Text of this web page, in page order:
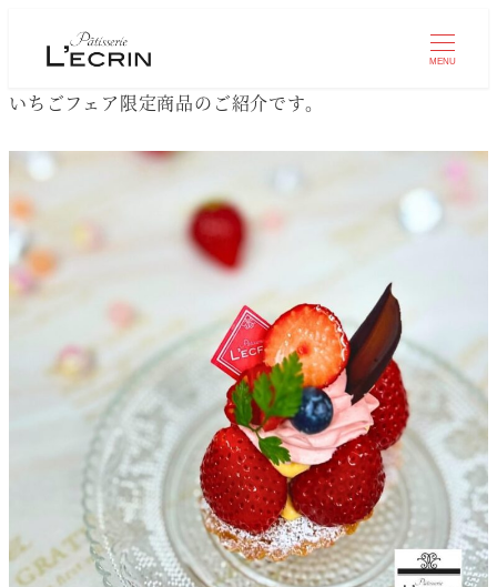
MENU
いちごフェア限定商品のご紹介です。